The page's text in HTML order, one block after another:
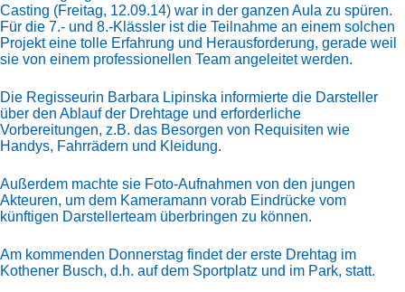
Casting (Freitag, 12.09.14) war in der ganzen Aula zu spüren.
Für die 7.- und 8.-Klässler ist die Teilnahme an einem solchen
Projekt eine tolle Erfahrung und Herausforderung, gerade weil
sie von einem professionellen Team angeleitet werden.
Die Regisseurin Barbara Lipinska informierte die Darsteller
über den Ablauf der Drehtage und erforderliche
Vorbereitungen, z.B. das Besorgen von Requisiten wie
Handys, Fahrrädern und Kleidung.
Außerdem machte sie Foto-Aufnahmen von den jungen
Akteuren, um dem Kameramann vorab Eindrücke vom
künftigen Darstellerteam überbringen zu können.
Am kommenden Donnerstag findet der erste Drehtag im
Kothener Busch, d.h. auf dem Sportplatz und im Park, statt.